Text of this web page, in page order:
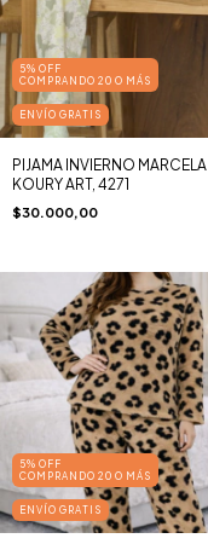
5% OFF
COMPRANDO 20 O MÁS
ENVÍO GRATIS
PIJAMA INVIERNO MARCELA
KOURY ART, 4271
$30.000,00
5% OFF
COMPRANDO 20 O MÁS
ENVÍO GRATIS